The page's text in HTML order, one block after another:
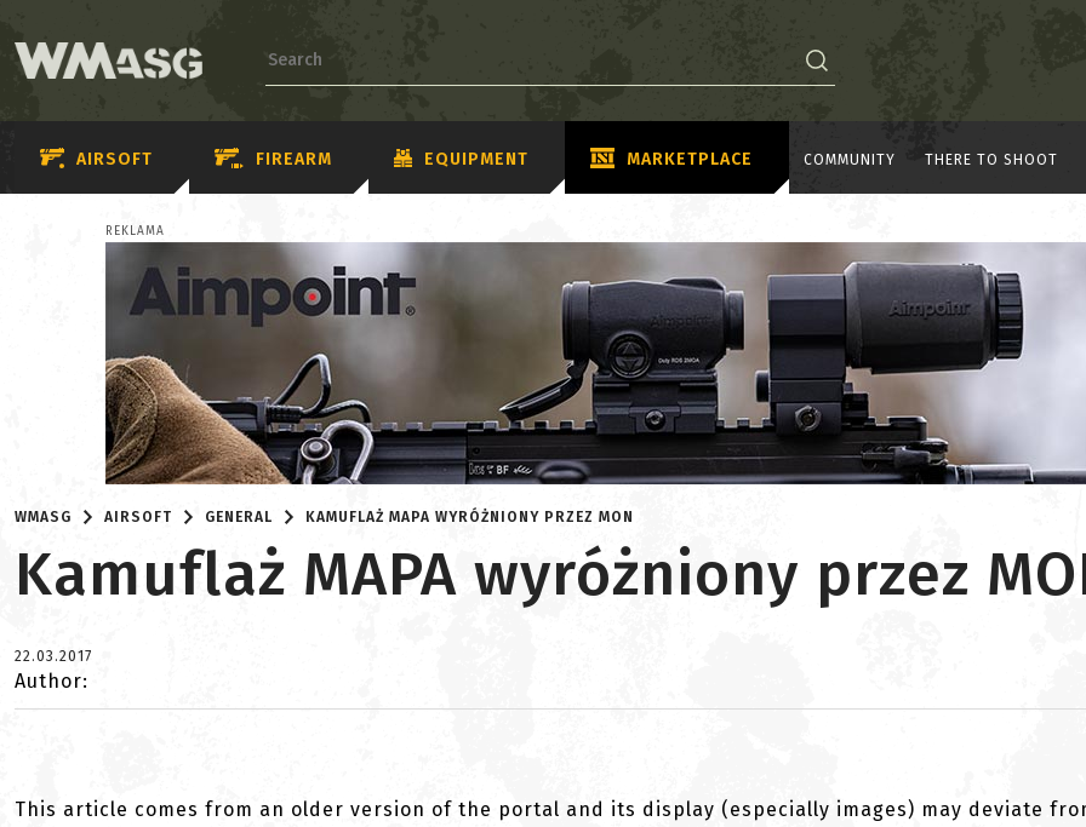
AIRSOFT FIREARM EQUIPMENT MARKETPLACE COMMUNITY THERE TO SHOOT
REKLAMA
WMASG AIRSOFT GENERAL KAMUFLAŻ MAPA WYRÓŻNIONY PRZEZ MON
Kamuflaż MAPA wyróżniony przez
22.03.2017
Author:
This article comes from an older version of the portal and its display (especially images) may deviate